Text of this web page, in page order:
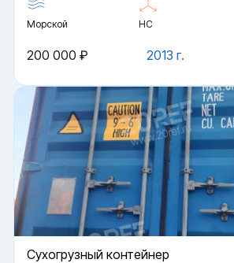
Морской HC
2013 г.
200 000 ₽
Cухогрузный контейнер